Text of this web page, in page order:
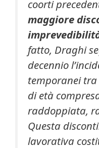
coorti
maggiore
fatto, Draghi
decennio
temporanei
di età
raddoppiata,
Questa
lavorativa